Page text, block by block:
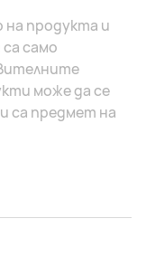
продукта и
само
може да се
са предмет на